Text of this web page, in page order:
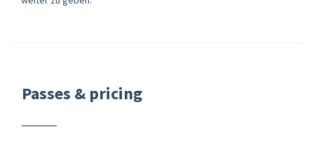
Passes & pricing